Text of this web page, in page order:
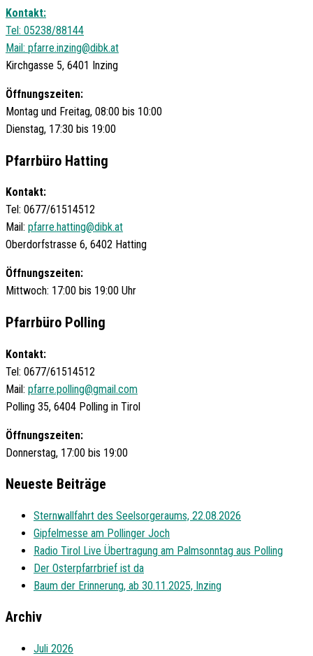
Kontakt:
Tel: 05238/88144
Mail: pfarre.inzing@dibk.at
Kirchgasse 5, 6401 Inzing
Öffnungszeiten:
Montag und Freitag, 08:00 bis 10:00
Dienstag, 17:30 bis 19:00
Pfarrbüro Hatting
Kontakt:
Tel: 0677/61514512
Mail: pfarre.hatting@dibk.at
Oberdorfstrasse 6, 6402 Hatting
Öffnungszeiten:
Mittwoch: 17:00 bis 19:00 Uhr
Pfarrbüro Polling
Kontakt:
Tel: 0677/61514512
Mail: pfarre.polling@gmail.com
Polling 35, 6404 Polling in Tirol
Öffnungszeiten:
Donnerstag, 17:00 bis 19:00
Neueste Beiträge
Sternwallfahrt des Seelsorgeraums, 22.08.2026
Gipfelmesse am Pollinger Joch
Radio Tirol Live Übertragung am Palmsonntag aus Polling
Der Osterpfarrbrief ist da
Baum der Erinnerung, ab 30.11.2025, Inzing
Archiv
Juli 2026